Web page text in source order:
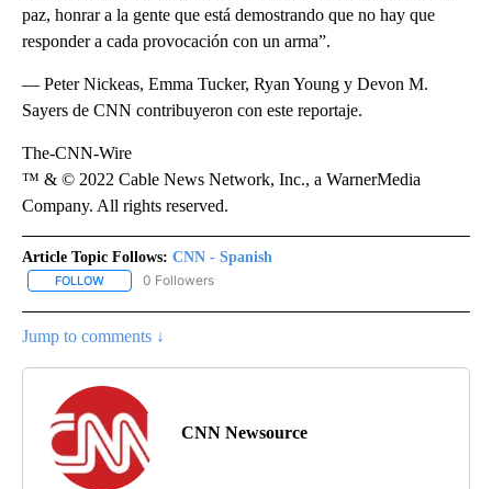
paz, honrar a la gente que está demostrando que no hay que
responder a cada provocación con un arma”.
— Peter Nickeas, Emma Tucker, Ryan Young y Devon M.
Sayers de CNN contribuyeron con este reportaje.
The-CNN-Wire
™ & © 2022 Cable News Network, Inc., a WarnerMedia
Company. All rights reserved.
Article Topic Follows: CNN - Spanish
FOLLOW FOLLOW "CNN - SPANISH" TO RECEIVE NOTIFICATIONS ABOUT
0 Followers
Jump to comments ↓
CNN Newsource